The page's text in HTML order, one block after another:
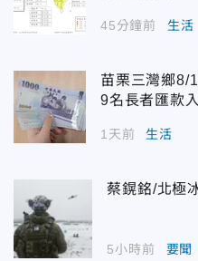
45分鐘前 生活
苗栗三灣鄉
9名長者匯款
1天前 生活
蔡鎤銘/北極
5小時前 要聞